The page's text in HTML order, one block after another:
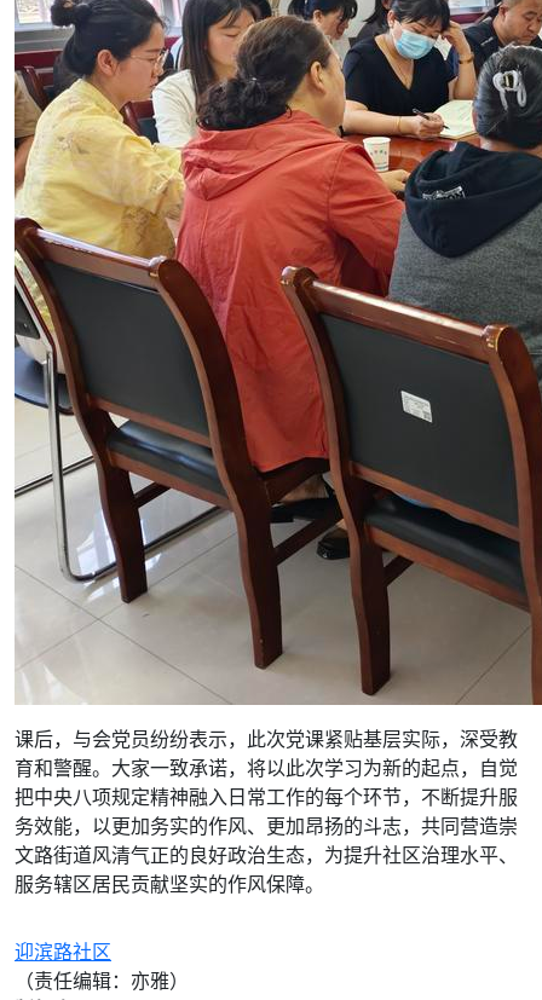
课后，与会党员纷纷表示，此次党课紧贴基层实际，深受教
育和警醒。大家一致承诺，将以此次学习为新的起点，自觉
把中央八项规定精神融入日常工作的每个环节，不断提升服
务效能，以更加务实的作风、更加昂扬的斗志，共同营造崇
文路街道风清气正的良好政治生态，为提升社区治理水平、
服务辖区居民贡献坚实的作风保障。
迎滨路社区
（责任编辑：亦雅）